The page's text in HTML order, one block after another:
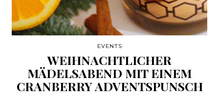
EVENTS
WEIHNACHTLICHER
MÄDELSABEND MIT EINEM
CRANBERRY ADVENTSPUNSCH